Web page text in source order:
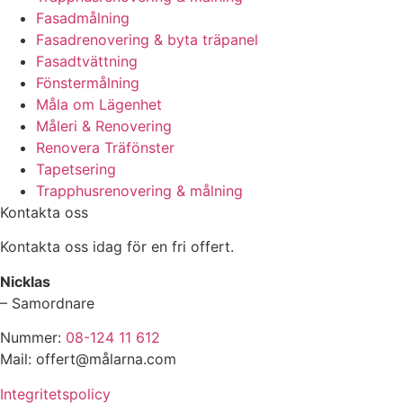
Fasadmålning
Fasadrenovering & byta träpanel
Fasadtvättning
Fönstermålning
Måla om Lägenhet
Måleri & Renovering
Renovera Träfönster
Tapetsering
Trapphusrenovering & målning
Kontakta oss
Kontakta oss idag för en fri offert.
Nicklas
– Samordnare
Nummer: 08-124 11 612
Mail: offert@målarna.com
Integritetspolicy